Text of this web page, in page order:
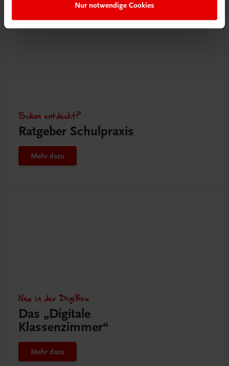
Nur notwendige Cookies
Schon entdeckt?
Ratgeber Schulpraxis
Mehr dazu
Neu in der DigiBox
Das „Digitale
Klassenzimmer“
Mehr dazu